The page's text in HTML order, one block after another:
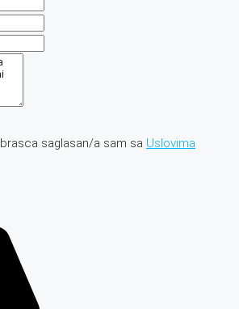
saglasan/a sam sa Uslovima